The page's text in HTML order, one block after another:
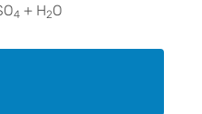
4 + H2O